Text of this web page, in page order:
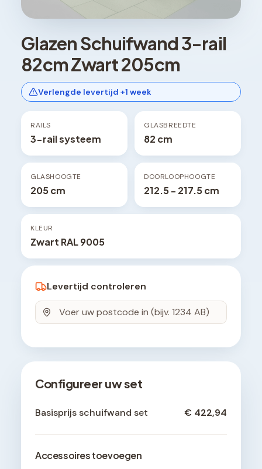
Glazen Schuifwand 3-rail
82cm Zwart 205cm
Verlengde levertijd +1 week
RAILS
3-rail systeem
GLASBREEDTE
82 cm
GLASHOOGTE
205 cm
DOORLOOPHOOGTE
212.5 - 217.5 cm
KLEUR
Zwart RAL 9005
Levertijd controleren
Configureer uw set
Basisprijs schuifwand set € 422,94
Accessoires toevoegen